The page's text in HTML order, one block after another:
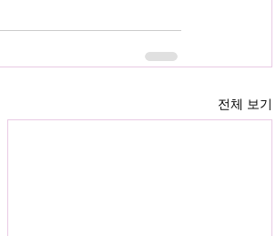
전체 보기